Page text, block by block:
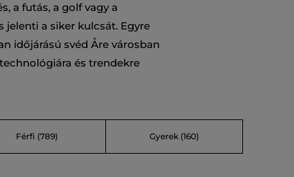
a futás, a golf vagy a
jelenti a siker kulcsát. Egyre
időjárású svéd Åre városban
és trendekre
Férfi (789) Gyerek(160)